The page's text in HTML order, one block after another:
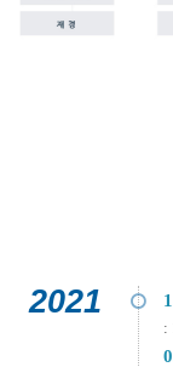
2021
: